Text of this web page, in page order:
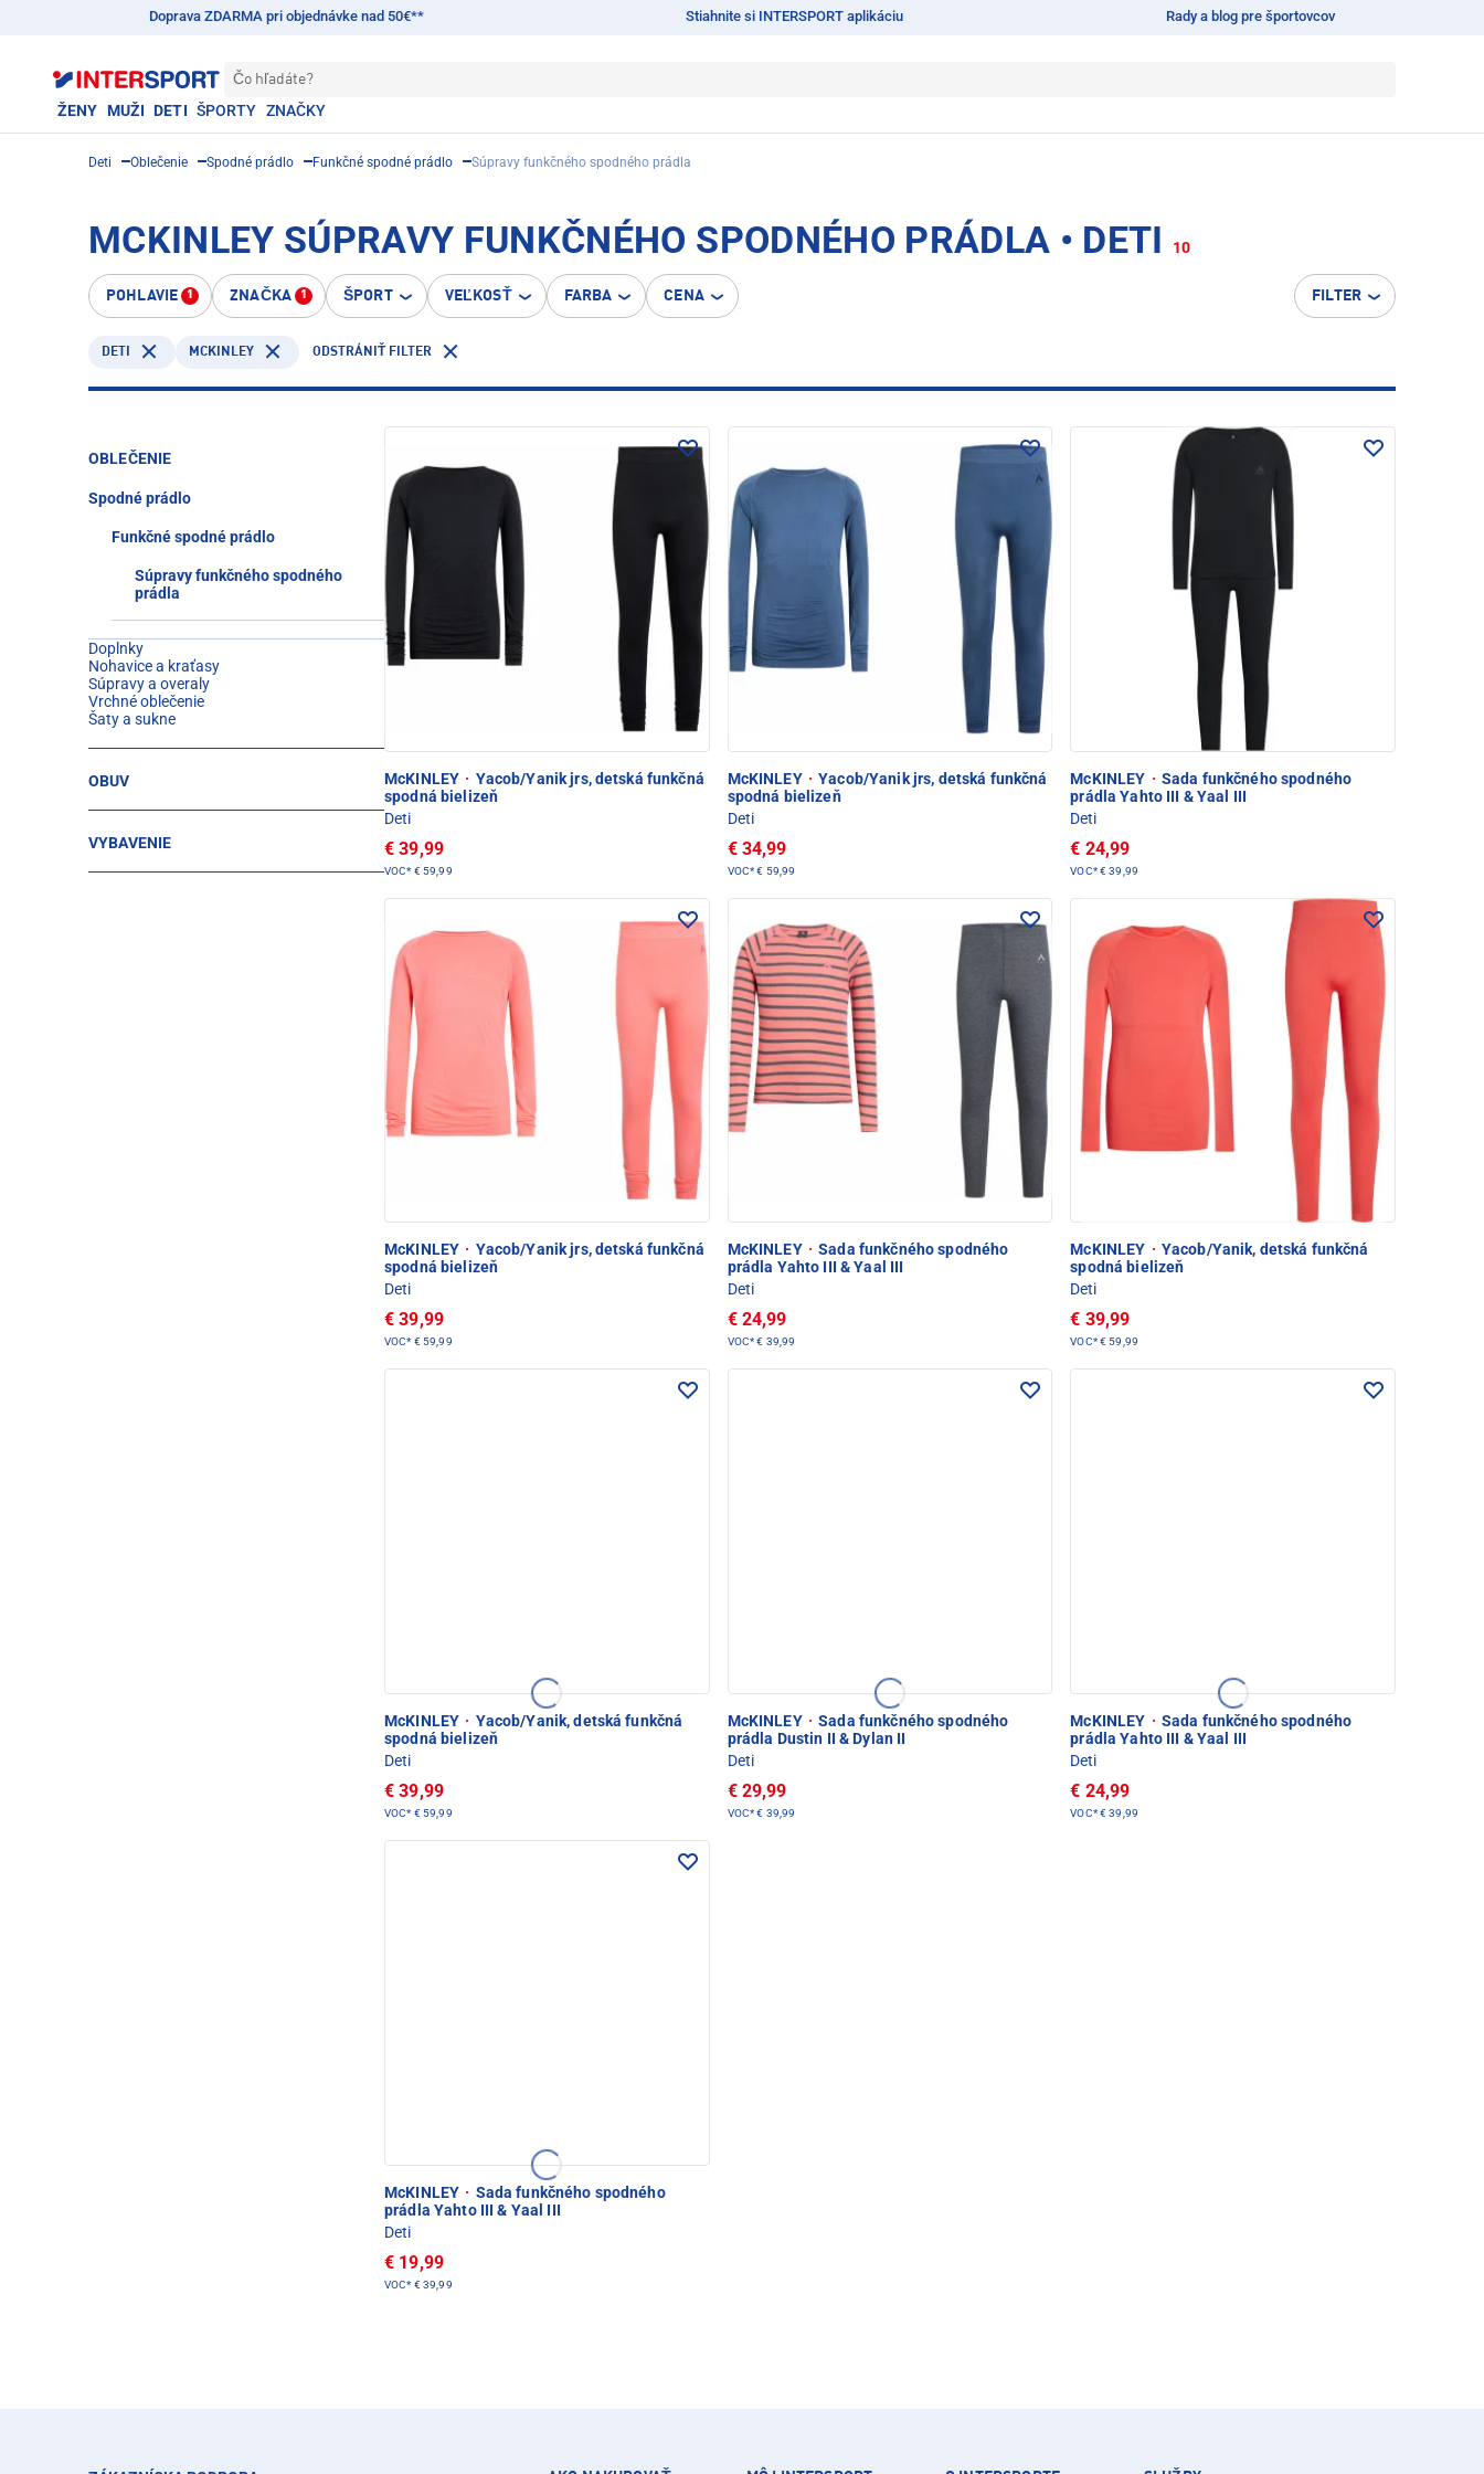
Doprava ZDARMA pri objednávke nad 50€** Stiahnite si INTERSPORT aplikáciu Rady a blog pre športovcov
Čo hľadáte?
ŽENY MUŽI DETI ŠPORTY ZNAČKY
Deti Oblečenie Spodné prádlo Funkčné spodné prádlo Súpravy funkčného spodného prádla
MCKINLEY SÚPRAVY FUNKČNÉHO SPODNÉHO PRÁDLA • DETI 10
POHLAVIE 1 ZNAČKA 1 ŠPORT VEĽKOSŤ FARBA CENA FILTER
DETI MCKINLEY ODSTRÁNIŤ FILTER
OBLEČENIE
Spodné prádlo
Funkčné spodné prádlo
Súpravy funkčného spodného
prádla
Doplnky
Nohavice a kraťasy
Súpravy a overaly
Vrchné oblečenie
Šaty a sukne
OBUV
VYBAVENIE
McKINLEY · Yacob/Yanik jrs, detská funkčná
spodná bielizeň
Deti
€ 39,99
VOC* € 59,99
McKINLEY · Yacob/Yanik jrs, detská funkčná
spodná bielizeň
Deti
€ 34,99
VOC*€ 59,99
McKINLEY · Sada funkčného spodného
prádla Yahto III & Yaal III
Deti
€ 24,99
VOC*€ 39,99
McKINLEY · Yacob/Yanik jrs, detská funkčná
spodná bielizeň
Deti
€ 39,99
VOC* € 59,99
McKINLEY · Sada funkčného spodného
prádla Yahto III & Yaal III
Deti
€ 24,99
VOC*€ 39,99
McKINLEY · Yacob/Yanik, detská funkčná
spodná bielizeň
Deti
€ 39,99
VOC*€ 59,99
McKINLEY · Yacob/Yanik, detská funkčná
spodná bielizeň
Deti
€ 39,99
VOC* € 59,99
McKINLEY · Sada funkčného spodného
prádla Dustin II & Dylan II
Deti
€ 29,99
VOC*€ 39,99
McKINLEY · Sada funkčného spodného
prádla Yahto III & Yaal III
Deti
€ 24,99
VOC*€ 39,99
McKINLEY · Sada funkčného spodného
prádla Yahto III & Yaal III
Deti
€ 19,99
VOC* € 39,99